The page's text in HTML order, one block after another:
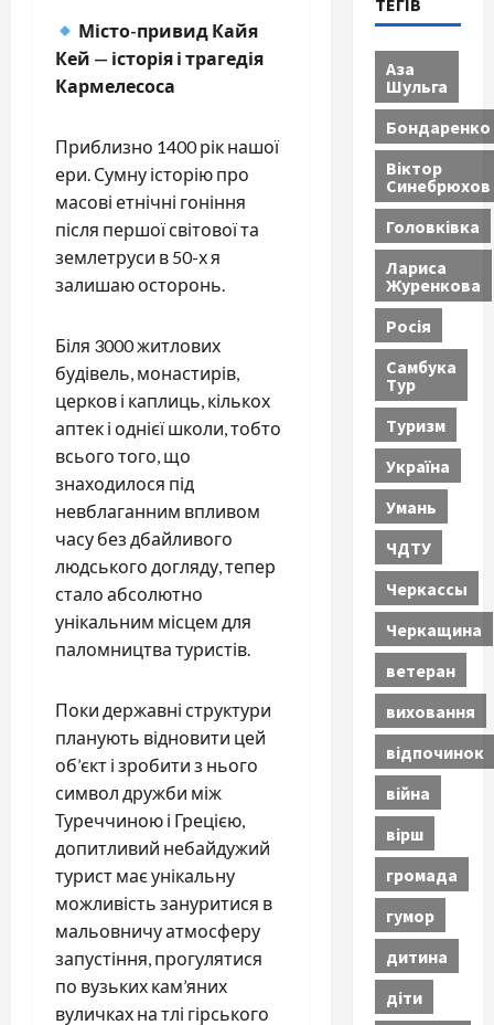
Місто-привид Кайя
Кей — історія і трагедія
Кармелесоса
Приблизно 1400 рік нашої
ери. Сумну історію про
масові етнічні гоніння
після першої світової та
землетруси в 50-х я
залишаю осторонь.
Біля 3000 житлових
будівель, монастирів,
церков і каплиць, кількох
аптек і однієї школи, тобто
всього того, що
знаходилося під
невблаганним впливом
часу без дбайливого
людського догляду, тепер
стало абсолютно
унікальним місцем для
паломництва туристів.
Поки державні структури
планують відновити цей
об’єкт і зробити з нього
символ дружби між
Туреччиною і Грецією,
допитливий небайдужий
турист має унікальну
можливість зануритися в
мальовничу атмосферу
запустіння, прогулятися
по вузьких кам’яних
вуличках на тлі гірського
ТЕГІВ
Аза
Шульга
Бондаренко
Віктор
Синебрюхов
Головківка
Лариса
Журенкова
Росія
Самбука
Тур
Туризм
Україна
Умань
ЧДТУ
Черкассы
Черкащина
ветеран
виховання
відпочинок
війна
вірш
громада
гумор
дитина
діти